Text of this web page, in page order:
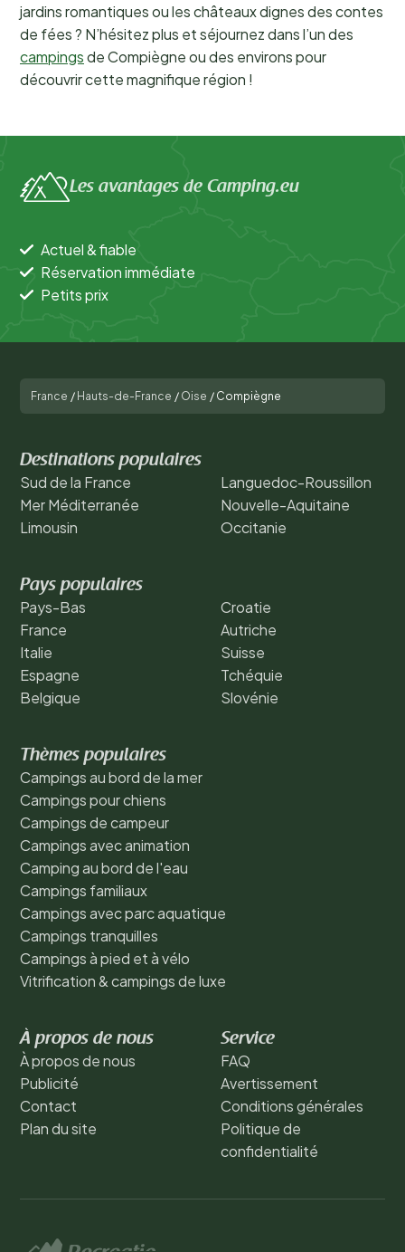
jardins romantiques ou les châteaux dignes des contes
de fées ? N’hésitez plus et séjournez dans l’un des
campingsde Compiègne ou des environs pour
découvrir cette magnifique région !
Les avantages de Camping.eu
Actuel & fiable
Réservation immédiate
Petits prix
France / Hauts-de-France / Oise / Compiègne
Destinations populaires
Sud de la France
Mer Méditerranée
Limousin
Languedoc-Roussillon
Nouvelle-Aquitaine
Occitanie
Pays populaires
Pays-Bas
France
Italie
Espagne
Belgique
Croatie
Autriche
Suisse
Tchéquie
Slovénie
Thèmes populaires
Campings au bord de la mer
Campings pour chiens
Campings de campeur
Campings avec animation
Camping au bord de l'eau
Campings familiaux
Campings avec parc aquatique
Campings tranquilles
Campings à pied et à vélo
Vitrification & campings de luxe
À propos de nous
À propos de nous
Publicité
Contact
Plan du site
Service
FAQ
Avertissement
Conditions générales
Politique de
confidentialité